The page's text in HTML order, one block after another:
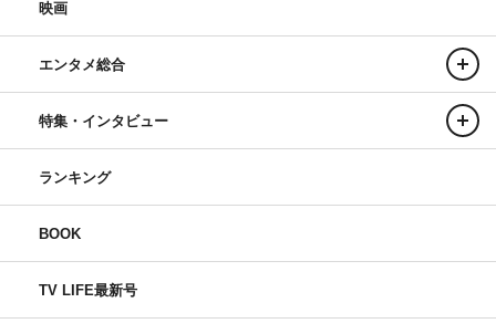
映画
エンタメ総合
特集・インタビュー
ランキング
BOOK
TV LIFE最新号